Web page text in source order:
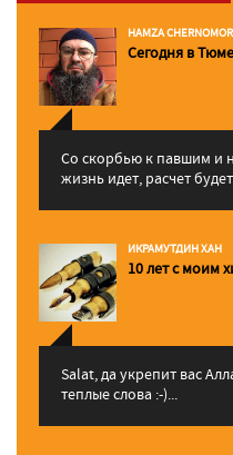
HAMZA
Сегодня в
Со скорбью к павшим и
жизнь идет, расчет
ИКРАМУТДИН ХАН
10 лет с моим
Salat, да укрепит вас
теплые слова :-)...